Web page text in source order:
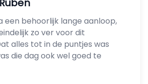
een behoorlijk lange aanloop,
zo ver voor dit
alles tot in de puntjes was
die dag ook wel goed te